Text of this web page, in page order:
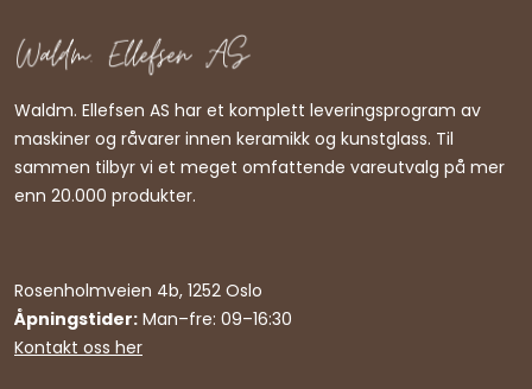
Waldm. Ellefsen AS har et komplett leveringsprogram av
maskiner og råvarer innen keramikk og kunstglass. Til
sammen tilbyr vi et meget omfattende vareutvalg på mer
enn 20.000 produkter.
Rosenholmveien 4b, 1252 Oslo
Åpningstider: Man–fre: 09–16:30
Kontakt oss her